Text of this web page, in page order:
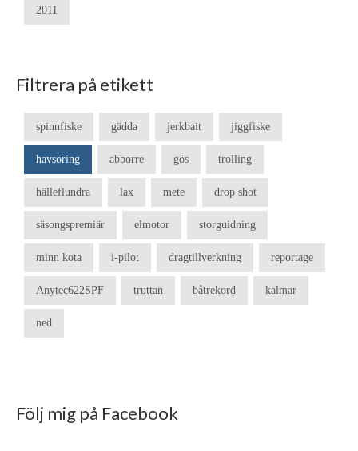
2011
Filtrera på etikett
spinnfiske gädda jerkbait jiggfiske
havsöring abborre gös trolling
hälleflundra lax mete drop shot
säsongspremiär elmotor storguidning
minn kota i-pilot dragtillverkning reportage
Anytec622SPF truttan båtrekord kalmar
ned
Följ mig på Facebook